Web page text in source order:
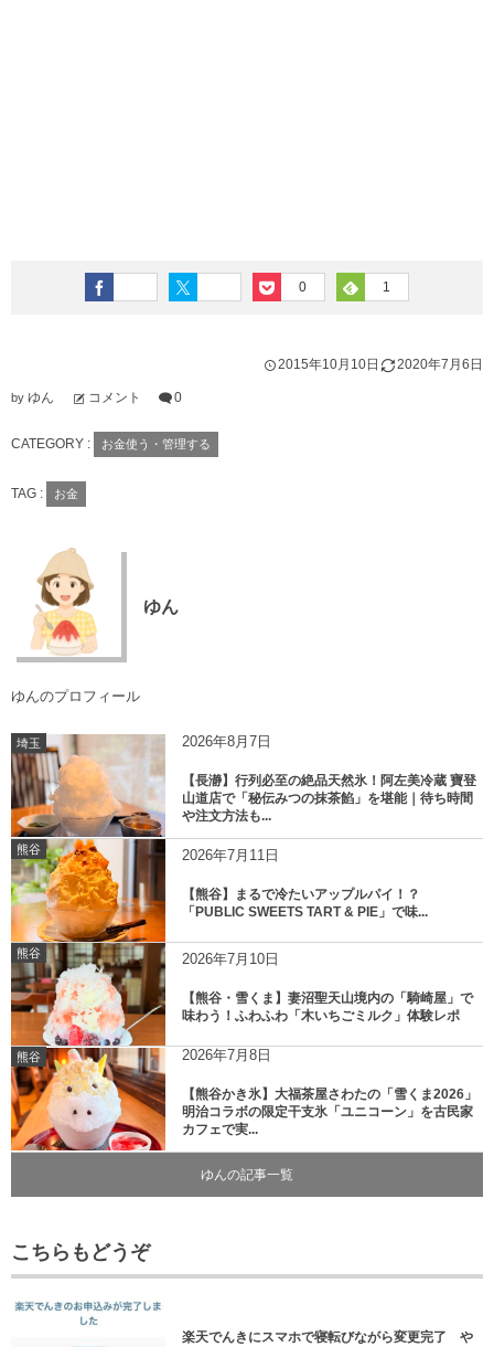
0 1
2015年10月10日 2020年7月6日
by ゆん コメント 0
CATEGORY : お金使う・管理する
TAG : お金
ゆん
ゆんのプロフィール
埼玉 2026年8月7日
【長瀞】行列必至の絶品天然氷！阿左美冷蔵 寶登
山道店で「秘伝みつの抹茶餡」を堪能｜待ち時間
や注文方法も...
熊谷 2026年7月11日
【熊谷】まるで冷たいアップルパイ！？
「PUBLIC SWEETS TART & PIE」で味...
熊谷 2026年7月10日
【熊谷・雪くま】妻沼聖天山境内の「騎崎屋」で
味わう！ふわふわ「木いちごミルク」体験レポ
熊谷 2026年7月8日
【熊谷かき氷】大福茶屋さわたの「雪くま2026」
明治コラボの限定干支氷「ユニコーン」を古民家
カフェで実...
ゆんの記事一覧
こちらもどうぞ
楽天でんきにスマホで寝転びながら変更完了 や